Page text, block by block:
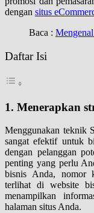
dengan situs
Baca :
Daftar Isi
1. Menerapkan
Menggunakan teknik
sangat efektif untuk
dengan pelanggan
penting yang perlu
bisnis Anda, nomor
terlihat di website
menampilkan
halaman situs Anda.